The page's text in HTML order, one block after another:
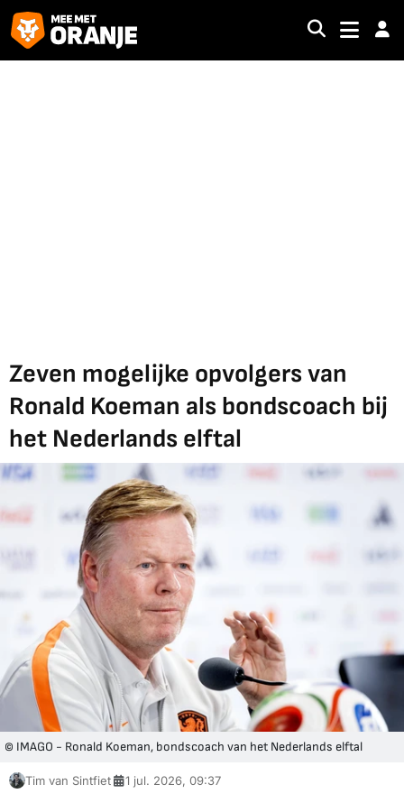
Zeven mogelijke opvolgers van
Ronald Koeman als bondscoach bij
het Nederlands elftal
© IMAGO - Ronald Koeman, bondscoach van het Nederlands elftal
Tim van Sintfiet 1 jul. 2026, 09:37